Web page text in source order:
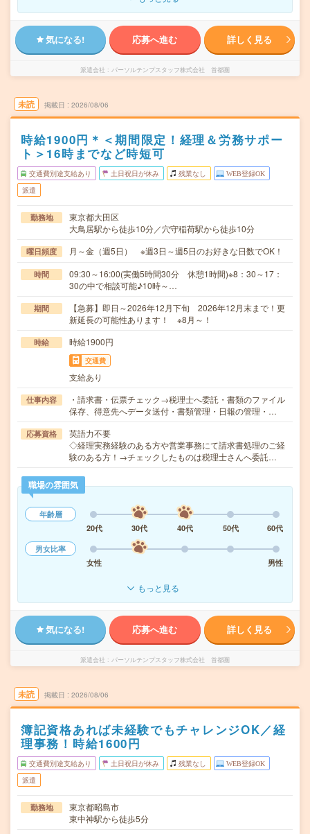
気になる! 応募へ進む 詳しく見る
派遣会社 パーソルテンプスタッフ株式会社 首都圏
未読 掲載日 2026/08/06
時給1900円＊＜期間限定！経理＆労務サポー
ト＞16時までなど時短可
交通費別途支給あり 土日祝日が休み 残業なし WEB登録OK
派遣
勤務地
東京都大田区
大鳥居駅から徒歩10分／穴守稲荷駅から徒歩10分
曜日頻度 月～金（週5日） ※週3日～週5日のお好きな日数でOK！
時間
09:30～16:00(実働5時間30分 休憩1時間)※8：30～17：
30の中で相談可能♪10時～…
期間
【急募】即日～2026年12月下旬 2026年12月末まで！更
新延長の可能性あります！ ※8月～！
時給 時給1900円
交通費
支給あり
仕事内容
・請求書・伝票チェック→税理士へ委託・書類のファイル
保存、得意先へデータ送付・書類管理・日報の管理・…
応募資格
英語力不要
◇経理実務経験のある方や営業事務にて請求書処理のご経
験のある方！→チェックしたものは税理士さんへ委託…
職場の雰囲気
年齢層
20代
30代 40代 50代
60代
男女比率
女性
男性
もっと見る
気になる! 応募へ進む 詳しく見る
派遣会社 パーソルテンプスタッフ株式会社 首都圏
未読 掲載日 2026/08/06
簿記資格あれば未経験でもチャレンジOK／経
理事務！時給1600円
交通費別途支給あり 土日祝日が休み 残業なし WEB登録OK
派遣
勤務地
東京都昭島市
東中神駅から徒歩5分